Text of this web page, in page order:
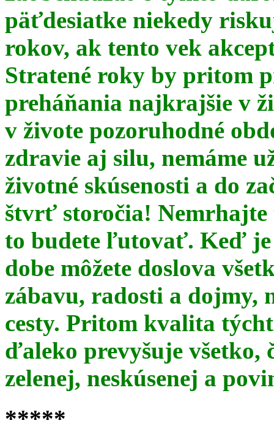
päťdesiatke niekedy
rokov, ak tento vek
Stratené roky by pritom
preháňania najkrajšie v
v živote pozoruhodné
zdravie aj silu, nemáme
životné skúsenosti a do
štvrť storočia!
to budete ľutovať. Keď je
dobe môžete doslova
zábavu, radosti a dojmy,
cesty. Pritom kvalita
ďaleko prevyšuje všetko,
zelenej, neskúsenej a
*****